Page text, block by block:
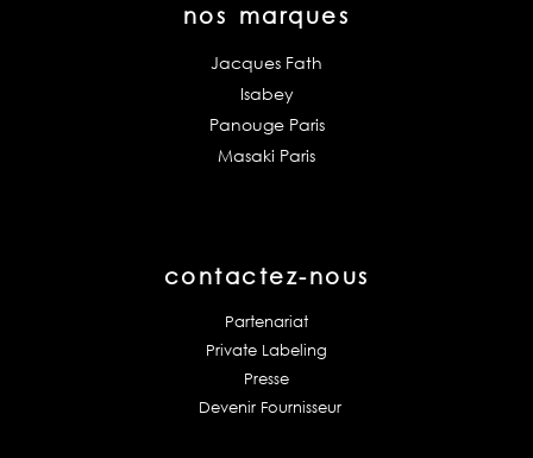
nos marques
Jacques Fath
Isabey
Panouge Paris
Masaki Paris
contactez-nous
Partenariat
Private Labeling
Presse
Devenir Fournisseur